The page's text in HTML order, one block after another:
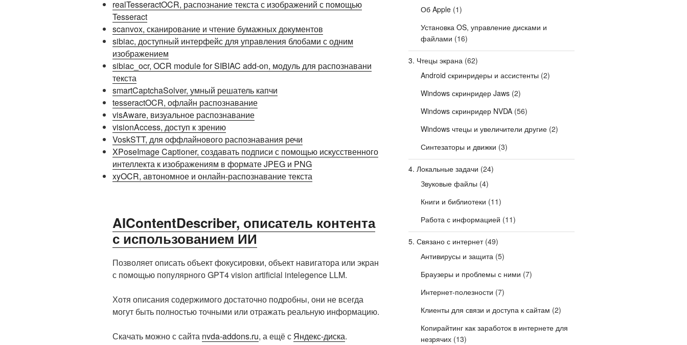
realTesseractOCR, распознание текста с изображений с помощью
Tesseract
scanvox, сканирование и чтение бумажных документов
sibiac, доступный интерфейс для управления блобами с одним
изображением
sibiac_ocr, OCR module for SIBIAC add-on, модуль для распознавани
текста
smartCaptchaSolver, умный решатель капчи
tesseractOCR, офлайн распознавание
visAware, визуальное распознавание
visionAccess, доступ к зрению
VoskSTT, для оффлайнового распознавания речи
XPoseImage Captioner, создавать подписи с помощью искусственного
интеллекта к изображениям в формате JPEG и PNG
xyOCR, автономное и онлайн-распознавание текста
AIContentDescriber, описатель контента
с использованием ИИ
Позволяет описать объект фокусировки, объект навигатора или экран
с помощью популярного GPT4 vision artificial intelegence LLM.
Хотя описания содержимого достаточно подробны, они не всегда
могут быть полностью точными или отражать реальную информацию.
Скачать можно с сайта nvda-addons.ru, а ещё с Яндекс-диска.
Об Apple(1)
Установка OS, управление дисками и
файлами (16)
3. Чтецы экрана(62)
Android скринридеры и ассистенты (2)
Windows скринридер Jaws(2)
Windows скринридер NVDA(56)
Windows чтецы и увеличители другие(2)
Синтезаторы и движки (3)
4. Локальные задачи (24)
Звуковые файлы (4)
Книги и библиотеки (11)
Работа с информацией (11)
5. Связано с интернет(49)
Антивирусы и защита(5)
Браузеры и проблемы с ними (7)
Интернет-полезности (7)
Клиенты для связи и доступа к сайтам (2)
Копирайтинг как заработок в интернете для
незрячих(13)